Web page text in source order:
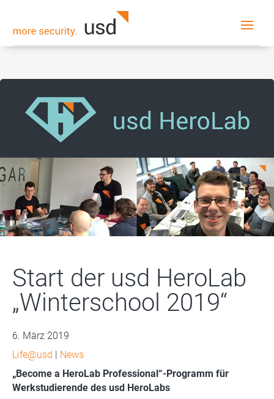
Start der usd HeroLab
„Winterschool 2019“
6. März 2019
Life@usd
News
„Become a HeroLab Professional“-Programm für
Werkstudierende des usd HeroLabs